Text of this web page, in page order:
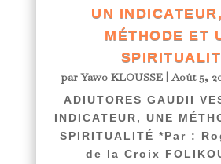
UN
MÉTHODE ET
parYawo KLOUSSE|Août 5,
ADIUTORES GAUDII
INDICATEUR, UNE
SPIRITUALITÉ *Par :
de la Croix